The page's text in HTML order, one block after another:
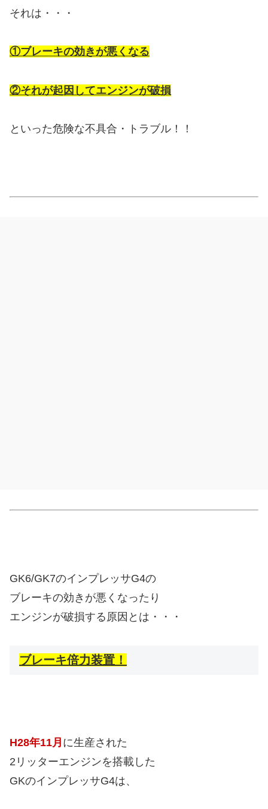
それは・・・
①ブレーキの効きが悪くなる
②それが起因してエンジンが破損
といった危険な不具合・トラブル！！
GK6/GK7のインプレッサG4の
ブレーキの効きが悪くなったり
エンジンが破損する原因とは・・・
ブレーキ倍力装置！
H28年11月 に生産された
2リッターエンジンを搭載した
GKのインプレッサG4は、